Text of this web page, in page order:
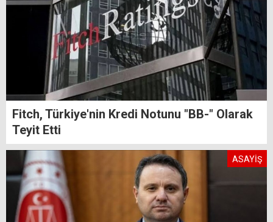
Fitch, Türkiye'nin Kredi Notunu "BB-" Olarak
Teyit Etti
ASAYİŞ